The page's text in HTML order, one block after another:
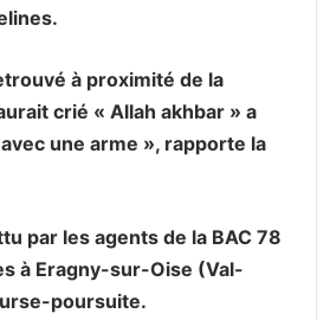
à proximité de la
crié « Allah akhbar » a
une arme », rapporte la
par les agents de la BAC 78
à Eragny-sur-Oise (Val-
poursuite.